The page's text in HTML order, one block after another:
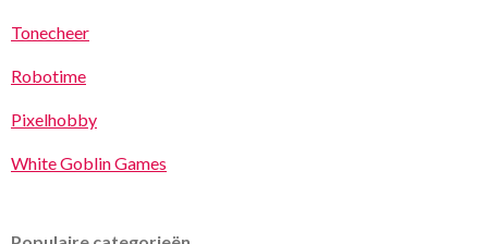
Tonecheer
Robotime
Pixelhobby
White Goblin Games